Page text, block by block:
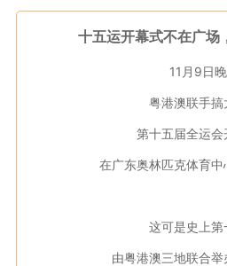
十五运开幕式不在广场
11月9日晚
粤港澳联手搞
第十五届全运会
在广东奥林匹克体育中
这可是史上第
由粤港澳三地联合举